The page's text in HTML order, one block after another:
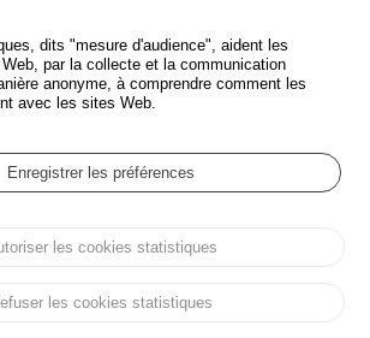
ROUTIÈRE
des données personnelles et Cookies
dits "mesure d'audience", aident les
par la collecte et la communication
anonyme, à comprendre comment les
avec les sites Web.
Enregistrer les préférences
les cookies statistiques
les cookies statistiques